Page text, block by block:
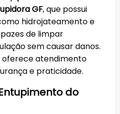
GF, que possui
hidrojateamento e
de limpar
sem causar danos.
oferece atendimento
e praticidade.
do